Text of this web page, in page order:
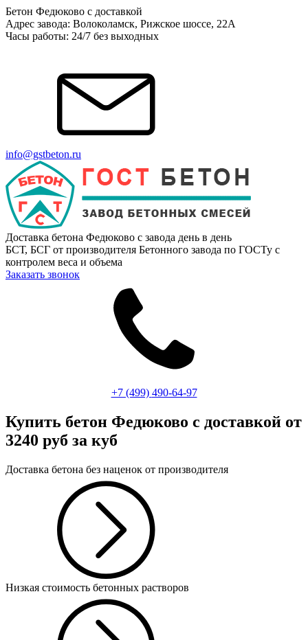
Бетон Федюково с доставкой
Адрес завода: Волоколамск, Рижское шоссе, 22А
Часы работы: 24/7 без выходных
info@gstbeton.ru
Доставка бетона Федюково с завода день в день
БСТ, БСГ от производителя Бетонного завода по ГОСТу с
контролем веса и объема
Заказать звонок
+7 (499) 490-64-97
Купить бетон Федюково с доставкой от
3240 руб за куб
Доставка бетона без наценок от производителя
Низкая стоимость бетонных растворов